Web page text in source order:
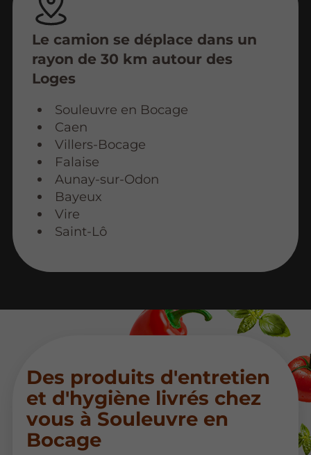
Le camion se déplace dans un
rayon de 30 km autour des
Loges
Souleuvre en Bocage
Caen
Villers-Bocage
Falaise
Aunay-sur-Odon
Bayeux
Vire
Saint-Lô
Des produits d'entretien
et d'hygiène livrés chez
vous à Souleuvre en
Bocage